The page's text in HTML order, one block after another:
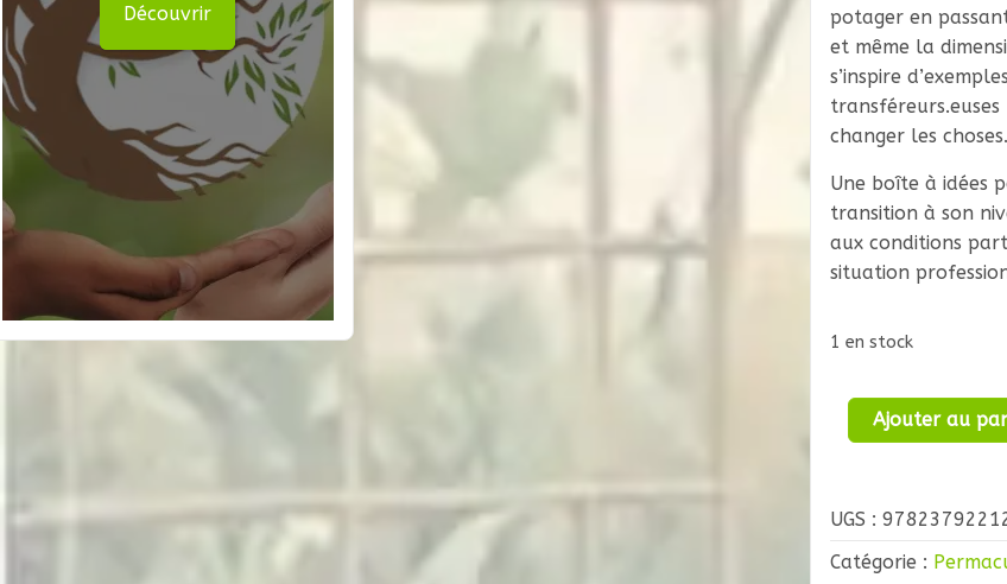
Découvrir
potager en
et même la
s’inspire
changer les choses.
Une boîte à idées
transition à son
aux conditions
situation
1 en stock
quantité
de
au
Boulot
Ajouter au
UGS :
Catégorie :